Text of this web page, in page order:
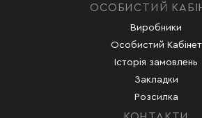
ОСОБИСТИЙ
Виробники
Особистий Кабінет
Історія замовлень
Закладки
Розсилка